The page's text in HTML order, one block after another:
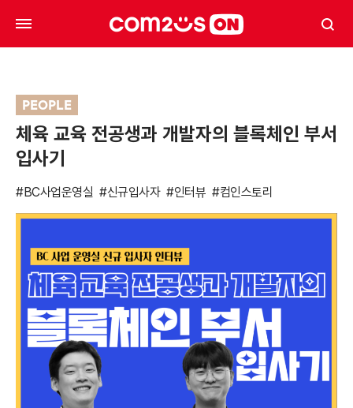
PEOPLE
체육 교육 전공생과 개발자의 블록체인 부서
입사기
#BC사업운영실 #신규입사자 #인터뷰 #컴인스토리